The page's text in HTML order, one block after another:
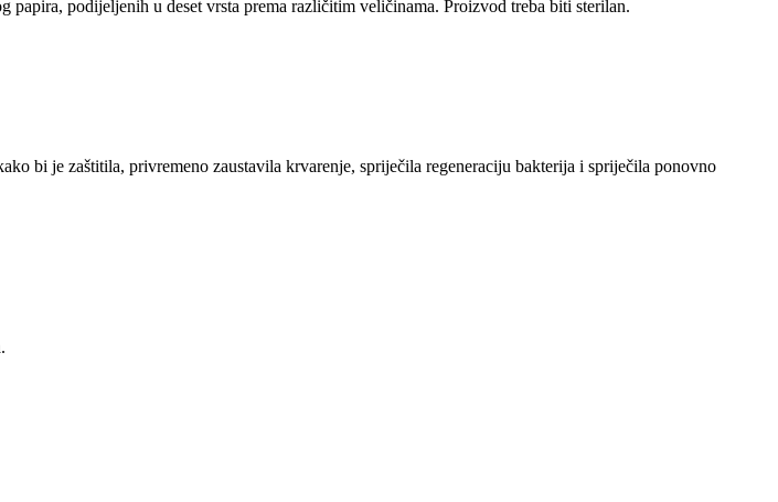
podijeljenih u deset vrsta prema različitim veličinama. Proizvod treba biti sterilan.
bi je zaštitila, privremeno zaustavila krvarenje, spriječila regeneraciju bakterija i spriječila ponovno